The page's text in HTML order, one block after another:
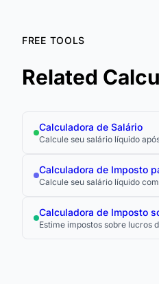
FREE TOOLS
Related
Calculadora de Salário
Calcule seu salário líquido
Calculadora de Imposto
Calcule seu salário líquido
Calculadora de Imposto
Estime impostos sobre lucros